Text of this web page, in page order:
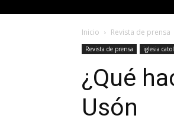
Inicio Revista de prensa
Revista de prensa iglesia
¿Qué
Usón